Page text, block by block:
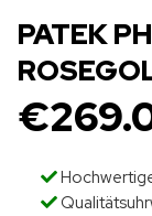
PATEK
€